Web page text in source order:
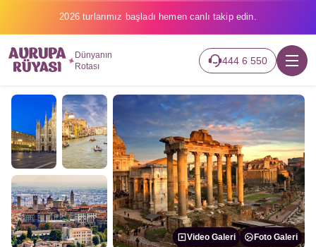
2026 turlarımız başladı hemen canlı takip edin.
Dünyanın
Rotası
444 6 550
Video Galeri Foto Galeri